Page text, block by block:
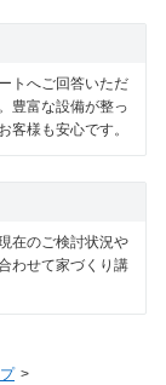
トへご回答いただ
豊富な設備が整っ
客様も安心です。
在のご検討状況や
わせて家づくり講